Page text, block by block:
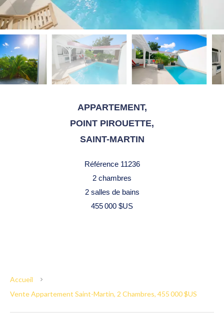
APPARTEMENT,
POINT PIROUETTE,
SAINT-MARTIN
Référence11236
2 chambres
2 salles de bains
455 000 $US
Accueil
Vente Appartement Saint-Martin, 2 Chambres, 455 000 $US